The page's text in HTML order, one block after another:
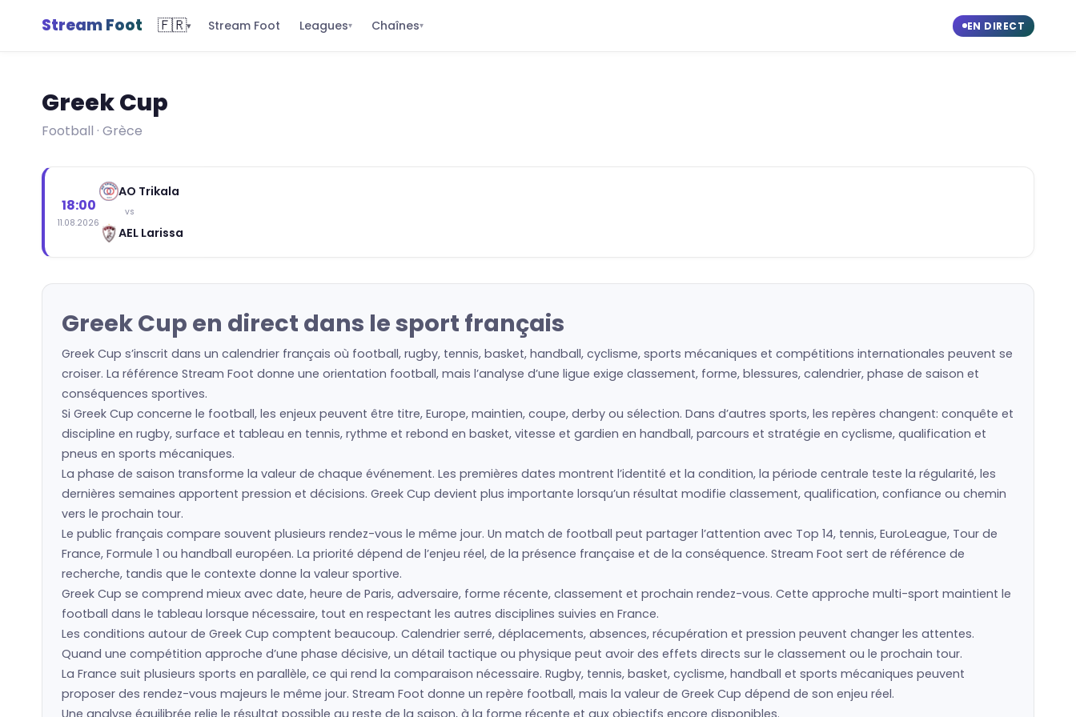
Stream Foot 🇫🇷▾ Stream Foot Leagues▾ Chaînes▾ EN DIRECT
Greek Cup
Football · Grèce
18:00
11.08.2026
AO Trikala
vs
AEL Larissa
Greek Cup en direct dans le sport français
Greek Cup s’inscrit dans un calendrier français où football, rugby, tennis, basket, handball, cyclisme, sports mécaniques et compétitions internationales peuvent se
croiser. La référence Stream Foot donne une orientation football, mais l’analyse d’une ligue exige classement, forme, blessures, calendrier, phase de saison et
conséquences sportives.
Si Greek Cup concerne le football, les enjeux peuvent être titre, Europe, maintien, coupe, derby ou sélection. Dans d’autres sports, les repères changent: conquête et
discipline en rugby, surface et tableau en tennis, rythme et rebond en basket, vitesse et gardien en handball, parcours et stratégie en cyclisme, qualification et
pneus en sports mécaniques.
La phase de saison transforme la valeur de chaque événement. Les premières dates montrent l’identité et la condition, la période centrale teste la régularité, les
dernières semaines apportent pression et décisions. Greek Cup devient plus importante lorsqu’un résultat modifie classement, qualification, confiance ou chemin
vers le prochain tour.
Le public français compare souvent plusieurs rendez-vous le même jour. Un match de football peut partager l’attention avec Top 14, tennis, EuroLeague, Tour de
France, Formule 1 ou handball européen. La priorité dépend de l’enjeu réel, de la présence française et de la conséquence. Stream Foot sert de référence de
recherche, tandis que le contexte donne la valeur sportive.
Greek Cup se comprend mieux avec date, heure de Paris, adversaire, forme récente, classement et prochain rendez-vous. Cette approche multi-sport maintient le
football dans le tableau lorsque nécessaire, tout en respectant les autres disciplines suivies en France.
Les conditions autour de Greek Cup comptent beaucoup. Calendrier serré, déplacements, absences, récupération et pression peuvent changer les attentes.
Quand une compétition approche d’une phase décisive, un détail tactique ou physique peut avoir des effets directs sur le classement ou le prochain tour.
La France suit plusieurs sports en parallèle, ce qui rend la comparaison nécessaire. Rugby, tennis, basket, cyclisme, handball et sports mécaniques peuvent
proposer des rendez-vous majeurs le même jour. Stream Foot donne un repère football, mais la valeur de Greek Cup dépend de son enjeu réel.
Une analyse équilibrée relie le résultat possible au reste de la saison, à la forme récente et aux objectifs encore disponibles.